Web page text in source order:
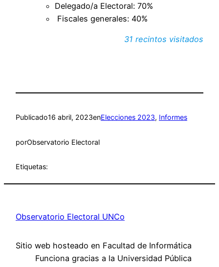
Delegado/a Electoral: 70%
Fiscales generales: 40%
31 recintos visitados
Publicado16 abril, 2023enElecciones 2023, Informes
porObservatorio Electoral
Etiquetas:
Observatorio Electoral UNCo
Sitio web hosteado en Facultad de Informática
Funciona gracias a la Universidad Pública